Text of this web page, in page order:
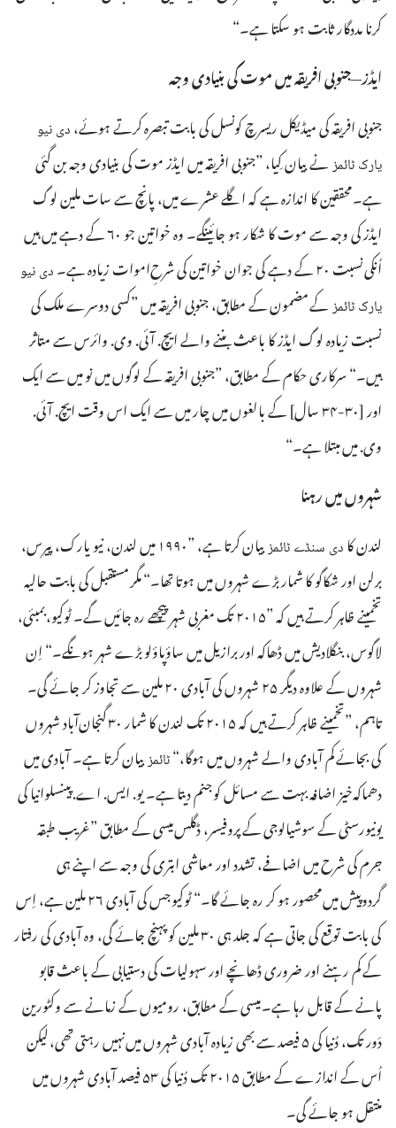
کرنا مددگار ثابت ہو سکتا ہے۔‏“‏
ایڈز—‏جنوبی افریقہ میں موت کی بنیادی وجہ
جنوبی افریقہ کی میڈیکل ریسرچ کونسل کی بابت تبصرہ کرتے ہوئے،‏دی نیو
یارک ٹائمزنے بیان کِیا،‏ ”‏جنوبی افریقہ میں ایڈز موت کی بنیادی وجہ بن گئی
ہے۔‏ محققین کا اندازہ ہے کہ اگلے عشرے میں،‏ پانچ سے سات ملین لوگ
ایڈز کی وجہ سے موت کا شکار ہو جائینگے۔‏ وہ خواتین جو ۶۰ کے دہے میں ہیں
اُنکی نسبت ۲۰ کے دہے کی جوان خواتین کی شرحِ‌اموات زیادہ ہے۔‏
دی نیو
یارک ٹائمزکے مضمون کے مطابق،‏ جنوبی افریقہ میں ”‏کسی دوسرے ملک کی
نسبت زیادہ لوگ ایڈز کا باعث بننے والے ایچ.‏ آئی.‏ وی.‏ وائرس سے متاثر
ہیں۔‏“‏ سرکاری حکام کے مطابق،‏ ”‏جنوبی افریقہ کے لوگوں میں نو میں سے ایک
اور [‏۳۰-‏۳۴ سال]‏ کے بالغوں میں چار میں سے ایک اس وقت ایچ.‏ آئی.‏
وی.‏ میں مبتلا ہے۔‏“‏
شہروں میں رہنا
لندن کا دی سنڈے ٹائمز
بیان کرتا ہے،‏ ”‏۱۹۹۰ میں لندن،‏ نیو یارک،‏ پیرس،‏
برلن اور شکاگو کا شمار بڑے شہروں میں ہوتا تھا۔‏“‏ مگر مستقبل کی بابت حالیہ
تخمینے ظاہر کرتے ہیں کہ ”‏۲۰۱۵ تک مغربی شہر پیچھے رہ جائیں گے۔‏ ٹوکیو،‏ بمبئی،‏
لاگوس،‏ بنگلادیش میں ڈھاکہ اور برازیل میں ساؤپاؤلو بڑے شہر ہونگے۔‏“‏ اِن
شہروں کے علاوہ دیگر ۲۵ شہروں کی آبادی ۲۰ ملین سے تجاوز کر جائے گی۔‏
تاہم،‏ ”‏تخمینے ظاہر کرتے ہیں کہ ۲۰۱۵ تک لندن کا شمار ۳۰ گنجان‌آباد شہروں
کی بجائے کم آبادی والے شہروں میں ہوگا،‏“‏ٹائمزبیان کرتا ہے۔‏ آبادی میں
دھماکہ‌خیز اضافہ بہت سے مسائل کو جنم دیتا ہے۔‏ یو.‏ ایس.‏ اے.‏ پینسلوانیا کی
یونیورسٹی کے سوشیالوجی کے پروفیسر،‏ ڈگلس میسی کے مطابق ”‏غریب طبقہ
جرم کی شرح میں اضافے،‏ تشدد اور معاشی ابتری کی وجہ سے اپنے ہی
گردوپیش میں محصور ہو کر رہ جائے گا۔‏“‏ ٹوکیو جس کی آبادی ۲۶ ملین ہے،‏ اِس
کی بابت توقع کی جاتی ہے کہ جلد ہی ۳۰ ملین کو پہنچ جائے گی،‏ وہ آبادی کی رفتار
کے کم رہنے اور ضروری ڈھانچے اور سہولیات کی دستیابی کے باعث قابو
پانے کے قابل رہا ہے۔‏ میسی کے مطابق،‏ رومیوں کے زمانے سے وکٹورین
دَور تک،‏ دُنیا کی ۵ فیصد سے بھی زیادہ آبادی شہروں میں نہیں رہتی تھی،‏ لیکن
اُس کے اندازے کے مطابق ۲۰۱۵ تک دُنیا کی ۵۳ فیصد آبادی شہروں میں
منتقل ہو جائے گی۔‏